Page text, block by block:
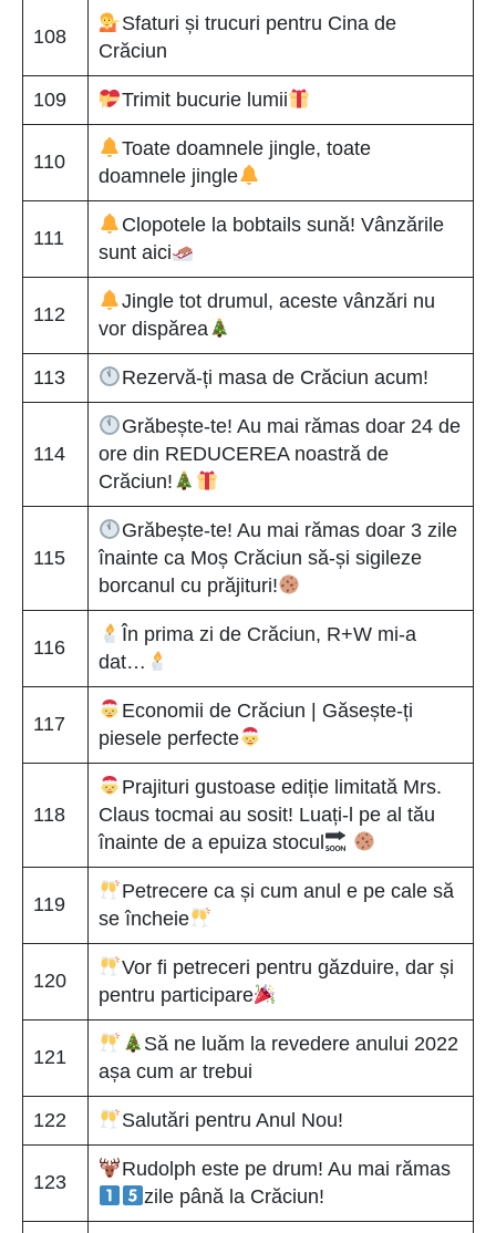
108
Sfaturi și trucuri pentru Cina de
Crăciun
109 Trimit bucurie lumii
110
Toate doamnele jingle, toate
doamnele jingle
111
Clopotele la bobtails sună! Vânzările
sunt aici
112
Jingle tot drumul, aceste vânzări nu
vor dispărea
113 Rezervă-ți masa de Crăciun acum!
114
Grăbește-te! Au mai rămas doar 24 de
ore din REDUCEREA noastră de
Crăciun!
115
Grăbește-te! Au mai rămas doar 3 zile
înainte ca Moș Crăciun să-și sigileze
borcanul cu prăjituri!
116
În prima zi de Crăciun, R+W mi-a
dat…
117
Economii de Crăciun | Găsește-ți
piesele perfecte
118
Prajituri gustoase ediție limitată Mrs.
Claus tocmai au sosit! Luați-l pe al tău
înainte de a epuiza stocul
119
Petrecere ca și cum anul e pe cale să
se încheie
120
Vor fi petreceri pentru găzduire, dar și
pentru participare
121
Să ne luăm la revedere anului 2022
așa cum ar trebui
122 Salutări pentru Anul Nou!
123
Rudolph este pe drum! Au mai rămas
zile până la Crăciun!